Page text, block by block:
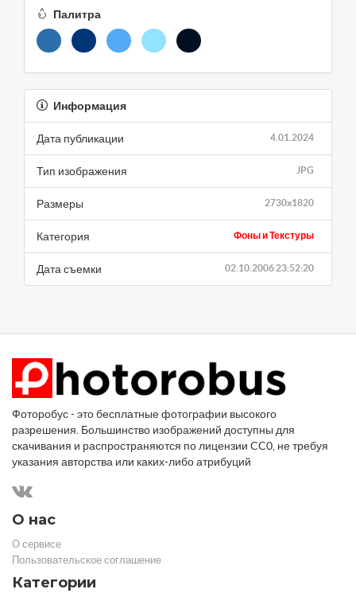
Палитра
Информация
4.01.2024
Дата публикации
JPG
Тип изображения
2730x1820
Размеры
Фоны и Текстуры
Категория
02.10.2006 23:52:20
Дата съемки
Фоторобус - это бесплатные фотографии высокого
разрешения. Большинство изображений доступны для
скачивания и распространяются по лицензии CC0, не требуя
указания авторства или каких-либо атрибуций
О нас
О сервисе
Пользовательское соглашение
Категории